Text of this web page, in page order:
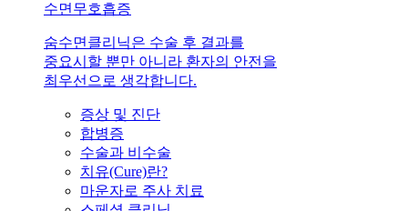
수면무호흡증
숨수면클리닉은 수술 후 결과를
중요시할 뿐만 아니라 환자의 안전을
최우선으로 생각합니다.
증상 및 진단
합병증
수술과 비수술
치유(Cure)란?
마운자로 주사 치료